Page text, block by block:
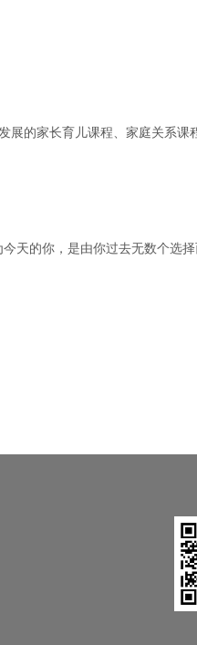
展的家长育儿课程、家庭关系课
天的你，是由你过去无数个选择